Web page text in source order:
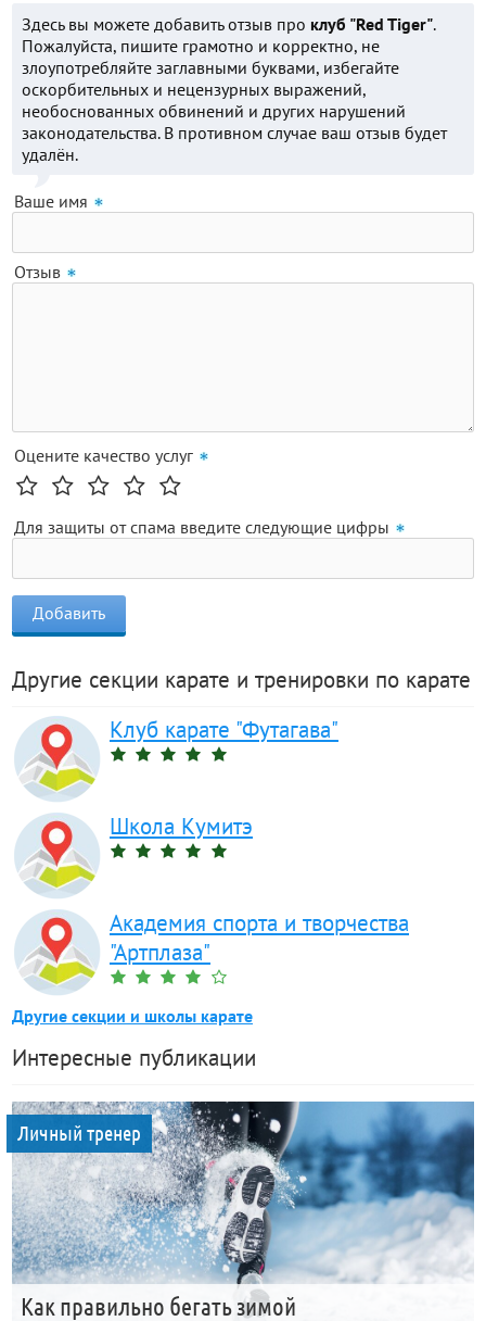
Здесь вы можете добавить отзыв про клуб "Red Tiger".
Пожалуйста, пишите грамотно и корректно, не
злоупотребляйте заглавными буквами, избегайте
оскорбительных и нецензурных выражений,
необоснованных обвинений и других нарушений
законодательства. В противном случае ваш отзыв будет
удалён.
Ваше имя
Отзыв
Оцените качество услуг
Для защиты от спама введите следующие цифры
Другие секции карате и тренировки по карате
Клуб карате "Футагава"
Школа Кумитэ
Академия спорта и творчества
"Артплаза"
Другие секции и школы карате
Интересные публикации
Личный тренер
Как правильно бегать зимой